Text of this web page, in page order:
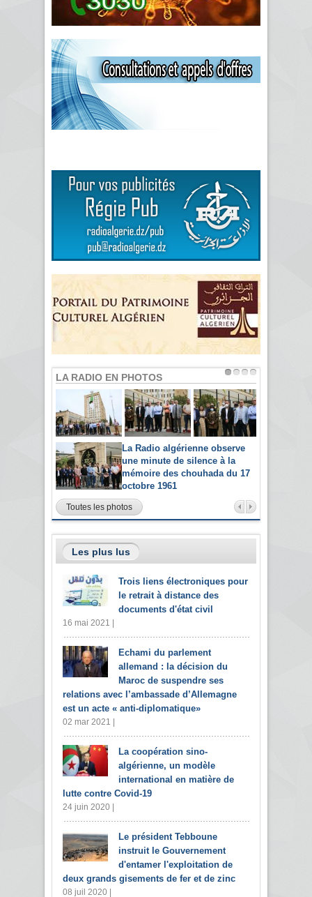
LA RADIO EN PHOTOS
La Radio algérienne observe
une minute de silence à la
mémoire des chouhada du 17
octobre 1961
Toutes les photos
Les plus lus
Trois liens électroniques pour
le retrait à distance des
documents d'état civil
16 mai 2021 |
Echami du parlement
allemand : la décision du
Maroc de suspendre ses
relations avec l’ambassade d’Allemagne
est un acte « anti-diplomatique»
02 mar 2021 |
La coopération sino-
algérienne, un modèle
international en matière de
lutte contre Covid-19
24 juin 2020 |
Le président Tebboune
instruit le Gouvernement
d'entamer l'exploitation de
deux grands gisements de fer et de zinc
08 juil 2020 |